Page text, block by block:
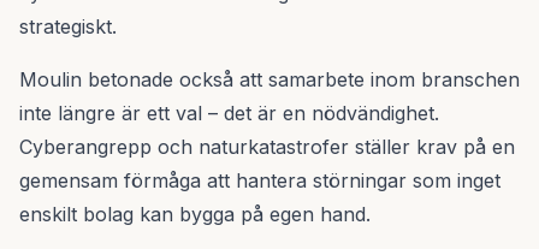
strategiskt.
Moulin betonade också att samarbete inom branschen
inte längre är ett val – det är en nödvändighet.
Cyberangrepp och naturkatastrofer ställer krav på en
gemensam förmåga att hantera störningar som inget
enskilt bolag kan bygga på egen hand.